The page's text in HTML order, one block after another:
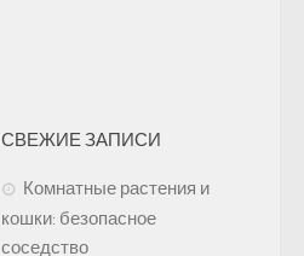
СВЕЖИЕ ЗАПИСИ
Комнатные растения и
кошки: безопасное
соседство